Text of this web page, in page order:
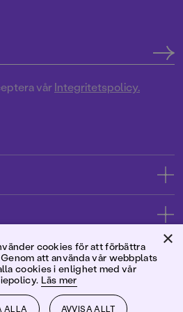
vårIntegritetspolicy.
×
cookies för att förbättra
att använda vår webbplats
cookies i enlighet med vår
Läs mer
ALLA AVVISA ALLT